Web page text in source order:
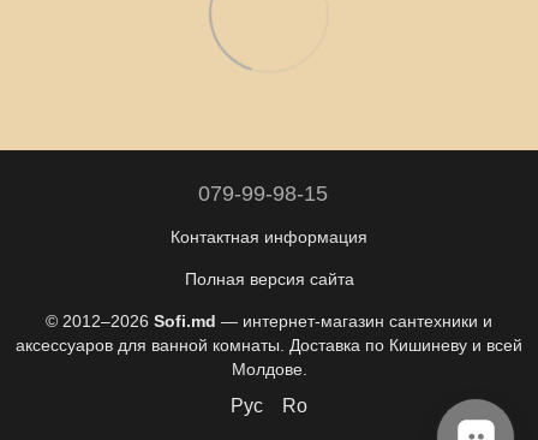
079-99-98-15
Контактная информация
Полная версия сайта
© 2012–2026 Sofi.md — интернет-магазин сантехники и
аксессуаров для ванной комнаты. Доставка по Кишиневу и всей
Молдове.
Рус Ro